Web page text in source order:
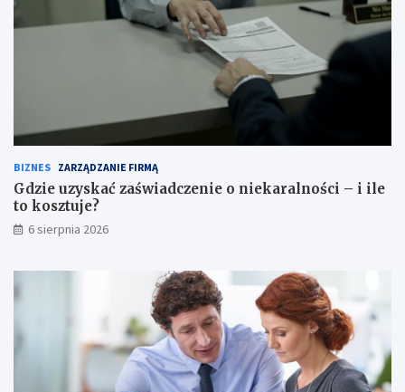
BIZNES ZARZĄDZANIE FIRMĄ
Gdzie uzyskać zaświadczenie o niekaralności – i ile
to kosztuje?
6 sierpnia 2026